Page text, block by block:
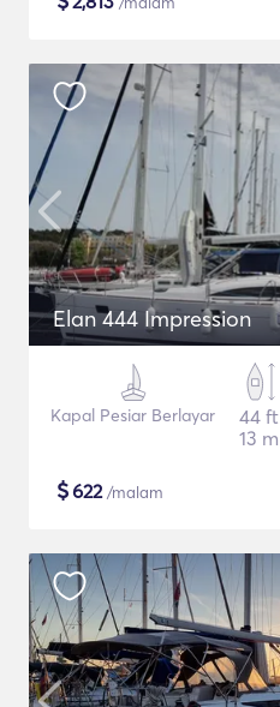
Elan 444 Impression
Kapal Pesiar Berlayar
44 ft
13 m
$622/malam